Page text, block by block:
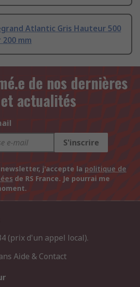
Atlantic Gris Hauteur 500
mm
de nos dernières
actualités
S'inscrire
j'accepte la politique de
de RS France. Je pourrai me
(prix d'un appel local).
Aide & Contact